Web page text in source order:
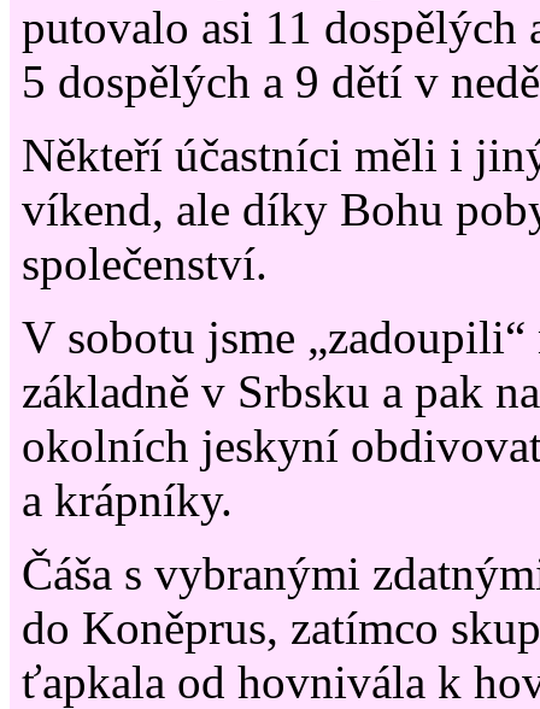
putovalo asi 11 dospělých
5 dospělých a 9 dětí v
Někteří účastníci měli i
víkend, ale díky Bohu
společenství.
V sobotu jsme „zadoupili“
základně v Srbsku a pak
okolních jeskyní
a krápníky.
Čáša s vybranými
do Koněprus, zatímco
ťapkala od hovnivála k